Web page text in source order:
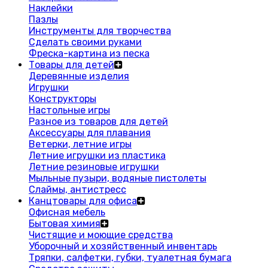
Наклейки
Пазлы
Инструменты для творчества
Сделать своими руками
Фреска-картина из песка
Товары для детей
Деревянные изделия
Игрушки
Конструкторы
Настольные игры
Разное из товаров для детей
Аксессуары для плавания
Ветерки, летние игры
Летние игрушки из пластика
Летние резиновые игрушки
Мыльные пузыри, водяные пистолеты
Слаймы, антистресс
Канцтовары для офиса
Офисная мебель
Бытовая химия
Чистящие и моющие средства
Уборочный и хозяйственный инвентарь
Тряпки, салфетки, губки, туалетная бумага